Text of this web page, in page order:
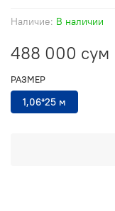
Наличие: В наличии
488 000 сум
РАЗМЕР
1,06*25 м